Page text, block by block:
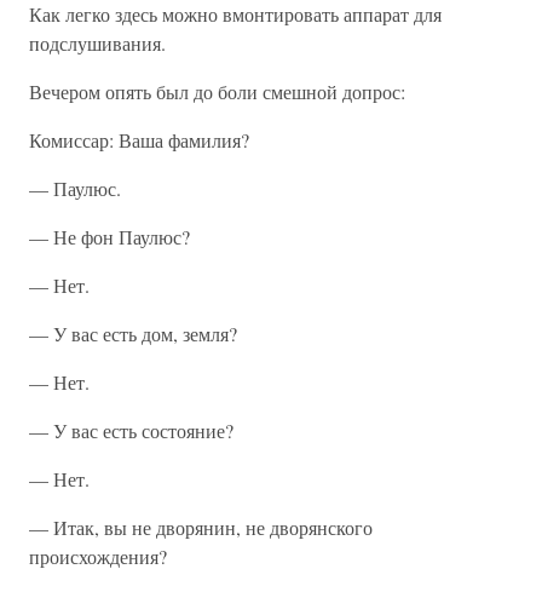
Как легко здесь можно вмонтировать аппарат для
подслушивания.
Вечером опять был до боли смешной допрос:
Комиссар: Ваша фамилия?
— Паулюс.
— Не фон Паулюс?
— Нет.
— У вас есть дом, земля?
— Нет.
— У вас есть состояние?
— Нет.
— Итак, вы не дворянин, не дворянского
происхождения?